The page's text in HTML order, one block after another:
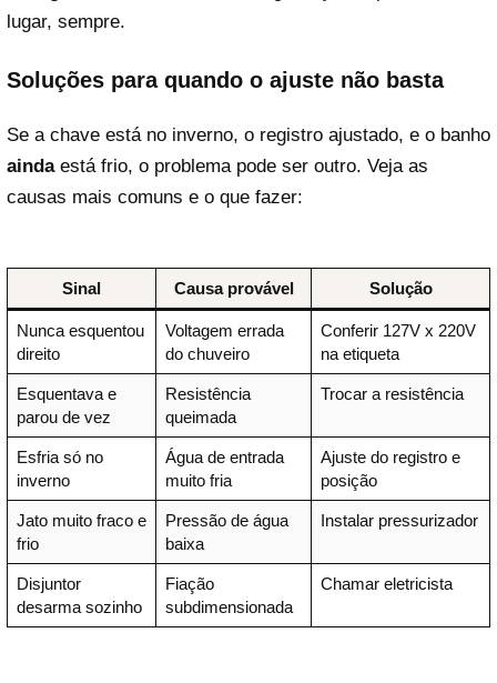
lugar, sempre.
Soluções para quando o ajuste não basta
Se a chave está no inverno, o registro ajustado, e o banho
aindaestá frio, o problema pode ser outro. Veja as
causas mais comuns e o que fazer:
Sinal Causa provável Solução
Nunca esquentou
direito
Voltagem errada
do chuveiro
Conferir 127V x 220V
na etiqueta
Esquentava e
parou de vez
Resistência
queimada
Trocar a resistência
Esfria só no
inverno
Água de entrada
muito fria
Ajuste do registro e
posição
Jato muito fraco e
frio
Pressão de água
baixa
Instalar pressurizador
Disjuntor
desarma sozinho
Fiação
subdimensionada
Chamar eletricista